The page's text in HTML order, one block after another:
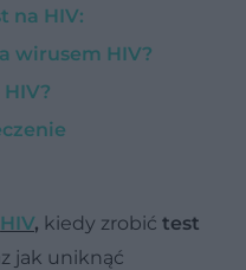
na HIV:
wirusem HIV?
HIV, kiedy zrobić test
jak uniknąć